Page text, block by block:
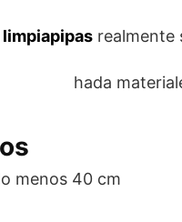
realmente
menos 40 cm